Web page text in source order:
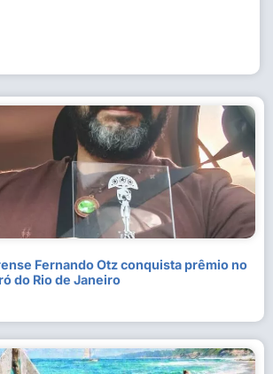
Fernando Otz conquista prêmio no
do Rio de Janeiro